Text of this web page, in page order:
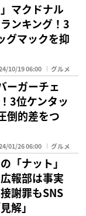
マクドナル
ンキング！3
グマックを抑
10/19 06:00 グルメ
ーガーチェ
3位ケンタッ
倒的差をつ
01/26 06:00 グルメ
「ナット」
報部は事実
謝罪もSNS
解」